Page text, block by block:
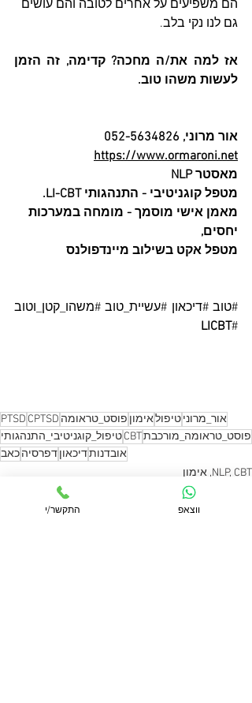
הם משפיעים על אחרים לטובה והם עושים
גם לנו נקי בלב.
לעשות משהו טוב.
אור מרוני, 052-5634826
https://www.ormaroni.net
מאסטר NLP
מטפל קוגניטיבי - התנהגותי LI-CBT.
מאמן אישי מוסמך - מומחה במערכות
יחסים,
מטפל אקט בשילוב מיינדפולנס
#טוב #דיכאון #עשיית_טוב #משהו_קטן_וטוב
#
LICBT
אור_מרוניטיפולאימון פוסט_טראומה CPTSD
PTSD
פוסט_טראומה_מורכבתCBTטיפול_קוגניטיבי_התנהגותי
אובדנותדיכאוןדפרסיהכאב
NLP, CBT, אימון
התקשר/י ווצאפ